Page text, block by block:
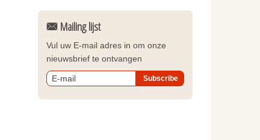
Mailing lijst
Vul uw E-mail adres in om onze
nieuwsbrief te ontvangen